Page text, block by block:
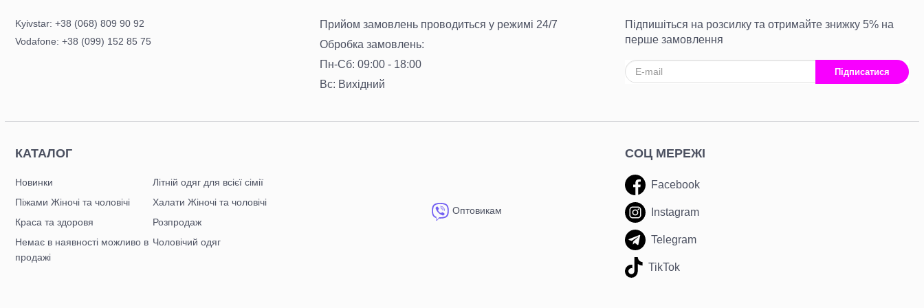
Kyivstar: +38 (068) 809 90 92
Vodafone: +38 (099) 152 85 75
Прийом замовлень проводиться у режимі 24/7
Обробка замовлень:
Пн-Сб: 09:00 - 18:00
Вс: Вихідний
Підпишіться на розсилку та отримайте знижку 5% на
перше замовлення
Підписатися
КАТАЛОГ
Новинки
Літній одяг для всієї сімії
Піжами Жіночі та чоловічі
Халати Жіночі та чоловічі
Краса та здоровя
Розпродаж
Немає в наявності можливо в
продажі
Чоловічий одяг
Оптовикам
СОЦ МЕРЕЖІ
Facebook
Instagram
Telegram
TikTok